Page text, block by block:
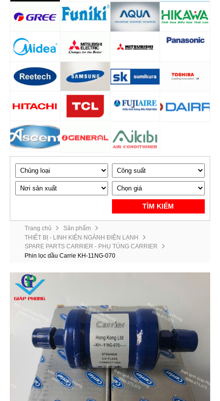
TÌM KIẾM
Trang chủ
Sản phẩm
THIẾT BỊ - LINH KIỆN NGÀNH ĐIỆN LẠNH
SPARE PARTS CARRIER - PHỤ TÙNG CARRIER
Phin lọc dầu Carrie KH-11NG-070